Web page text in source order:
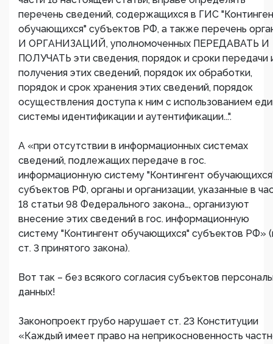
перечень сведений, содержащихся в ГИС
обучающихся" субъектов РФ, а также перечень
И ОРГАНИЗАЦИЙ, уполномоченных ПЕРЕДАВАТЬ И
ПОЛУЧАТЬ эти сведения, порядок и сроки передачи
получения этих сведений, порядок их обработки,
порядок и срок хранения этих сведений, порядок
осуществления доступа к ним с использованием
системы идентификации и аутентификации...".
А «при отсутствии в информационных системах
сведений, подлежащих передаче в гос.
информационную систему "Контингент
субъектов РФ, органы и организации, указанные в
18 статьи 98 Федерального закона…, организуют
внесение этих сведений в гос. информационную
систему "Контингент обучающихся" субъектов РФ»
ст. 3 принятого закона).
Вот так – без всякого согласия субъектов
данных!
Законопроект грубо нарушает ст. 23 Конституции
«Каждый имеет право на неприкосновенность